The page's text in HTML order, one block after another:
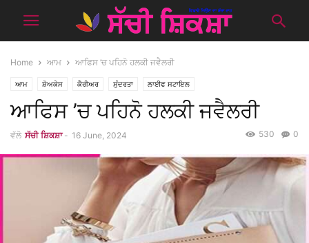
Home ਆਮ ਆਫਿਸ ’ਚ ਪਹਿਨੋ ਹਲਕੀ ਜਵੈਲਰੀ
ਆਮ ਸ਼ੋਅਕੇਸ ਕੈਰੀਅਰ ਸੁੰਦਰਤਾ ਲਾਈਫ ਸਟਾਇਲ
ਆਫਿਸ ’ਚ ਪਹਿਨੋ ਹਲਕੀ ਜਵੈਲਰੀ
ਵੱਲੋ ਸੱਚੀ ਸ਼ਿਕਸ਼ਾ - 16 June, 2024 0
530